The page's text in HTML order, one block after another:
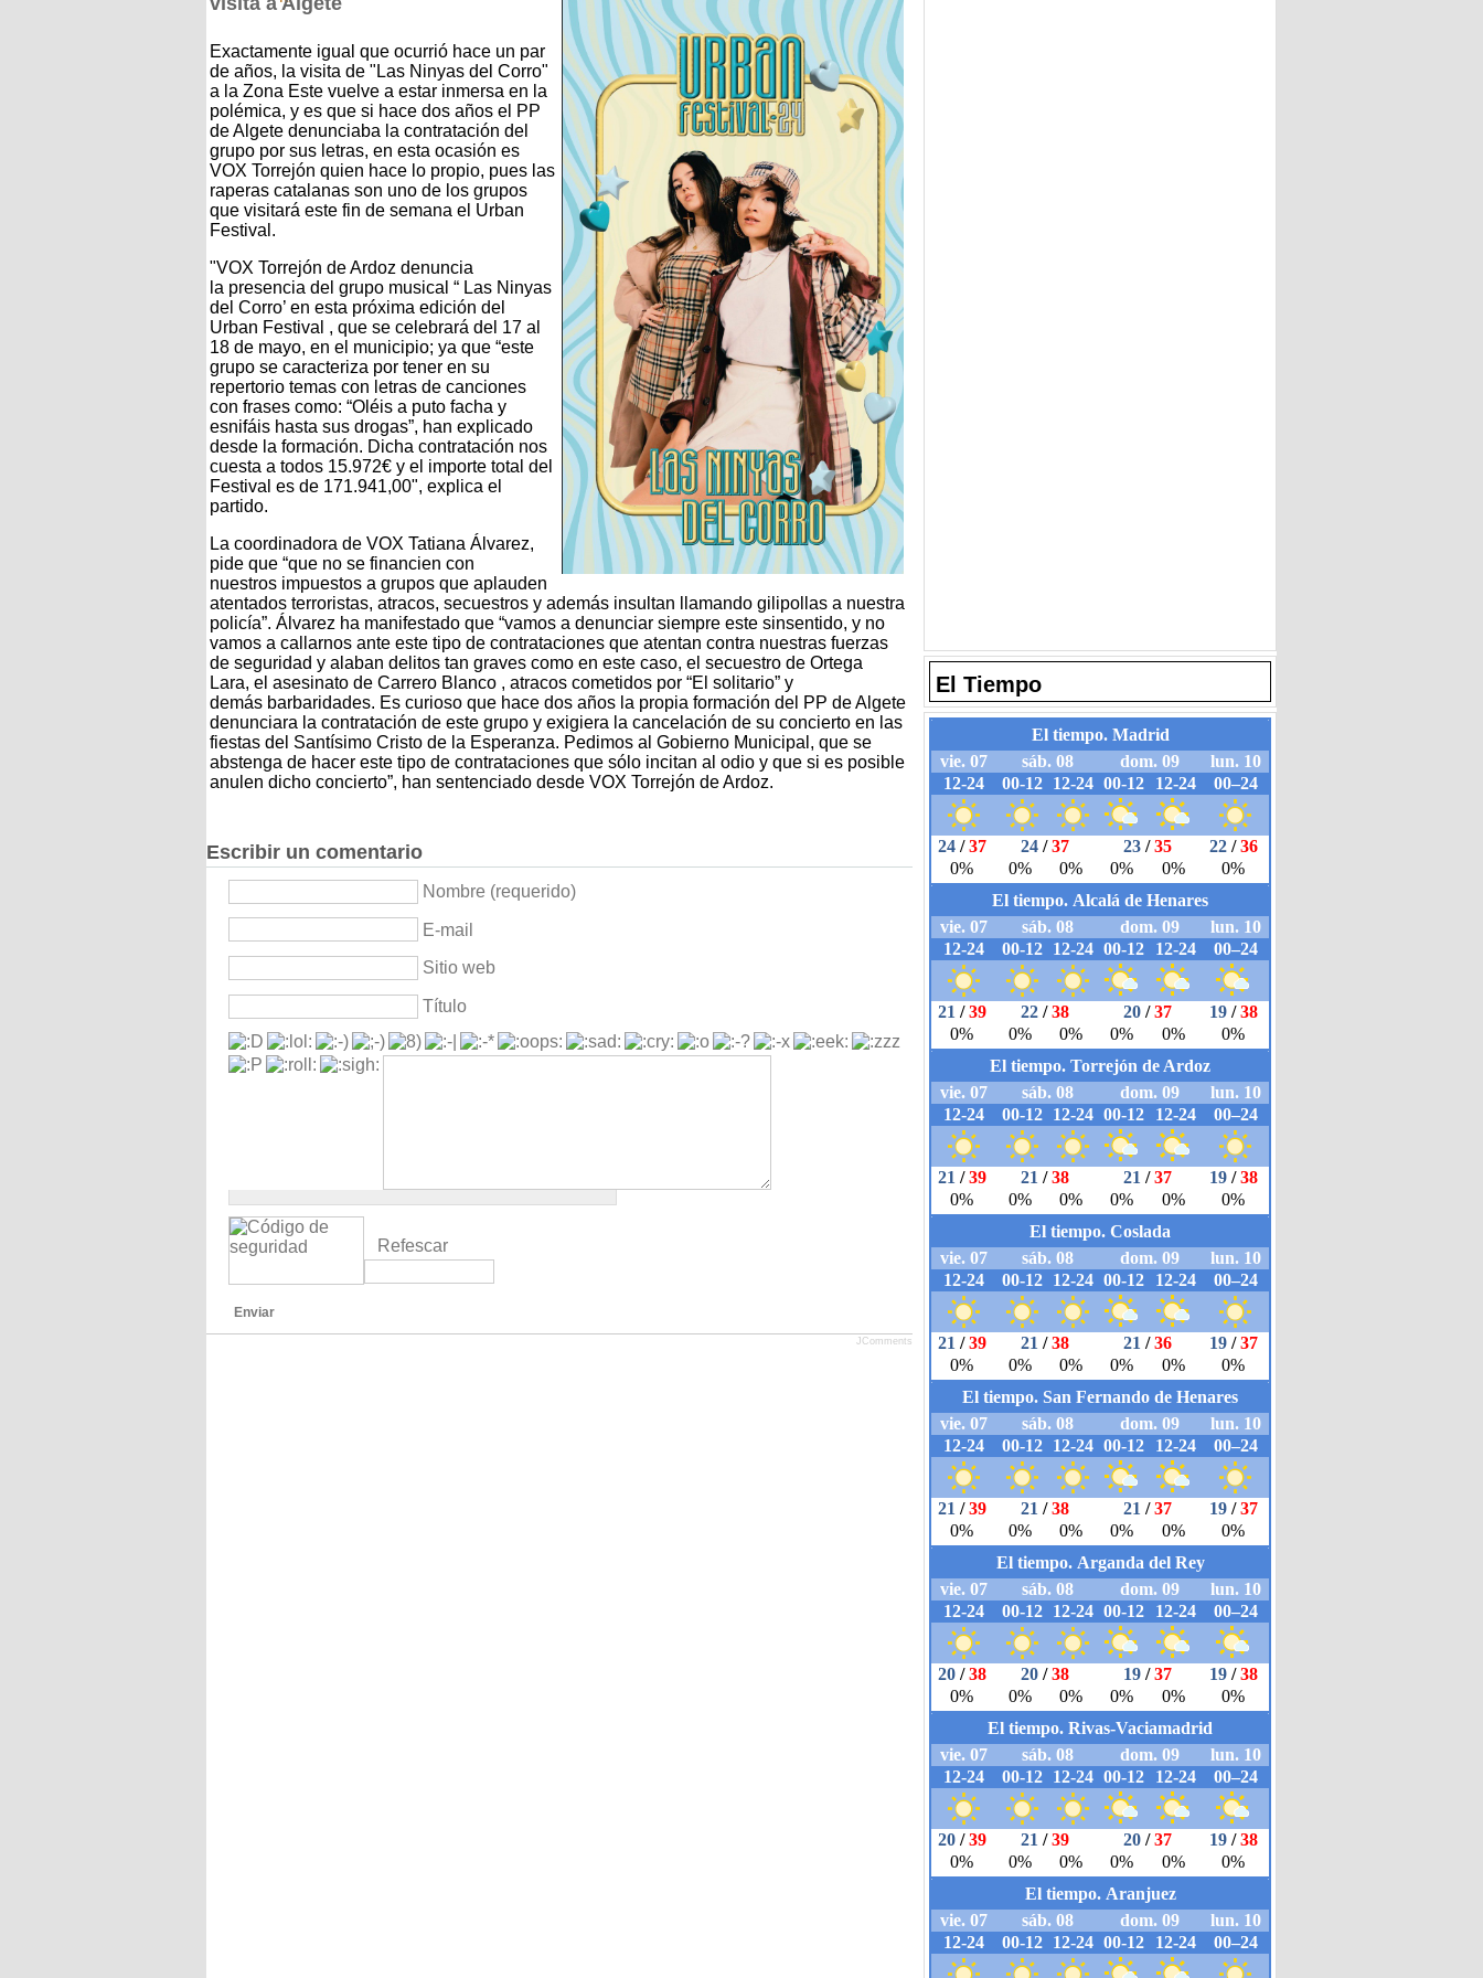
Exactamente igual que ocurrió hace un par
de años, la visita de "Las Ninyas del Corro"
a la Zona Este vuelve a estar inmersa en la
polémica, y es que si hace dos años el PP
de Algete denunciaba la contratación del
grupo por sus letras, en esta ocasión es
VOX Torrejón quien hace lo propio, pues las
raperas catalanas son uno de los grupos
que visitará este fin de semana el Urban
Festival.
"VOX Torrejón de Ardoz denuncia
la presencia del grupo musical “ Las Ninyas
del Corro’ en esta próxima edición del
Urban Festival , que se celebrará del 17 al
18 de mayo, en el municipio; ya que “este
grupo se caracteriza por tener en su
repertorio temas con letras de canciones
con frases como: “Oléis a puto facha y
esnifáis hasta sus drogas”, han explicado
desde la formación. Dicha contratación nos
cuesta a todos 15.972€ y el importe total del
Festival es de 171.941,00", explica el
partido.
La coordinadora de VOX Tatiana Álvarez,
pide que “que no se financien con
nuestros impuestos a grupos que aplauden
atentados terroristas, atracos, secuestros y además insultan llamando gilipollas a nuestra
policía”. Álvarez ha manifestado que “vamos a denunciar siempre este sinsentido, y no
vamos a callarnos ante este tipo de contrataciones que atentan contra nuestras fuerzas
de seguridad y alaban delitos tan graves como en este caso, el secuestro de Ortega
Lara, el asesinato de Carrero Blanco , atracos cometidos por “El solitario” y
demás barbaridades. Es curioso que hace dos años la propia formación del PP de Algete
denunciara la contratación de este grupo y exigiera la cancelación de su concierto en las
fiestas del Santísimo Cristo de la Esperanza. Pedimos al Gobierno Municipal, que se
abstenga de hacer este tipo de contrataciones que sólo incitan al odio y que si es posible
anulen dicho concierto”, han sentenciado desde VOX Torrejón de Ardoz.
Escribir un comentario
Nombre (requerido)
E-mail
Sitio web
Título
Refescar
Enviar
JComments
El Tiempo